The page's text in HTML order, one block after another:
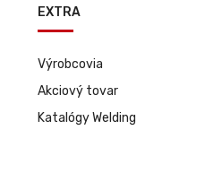
EXTRA
Výrobcovia
Akciový tovar
Katalógy Welding